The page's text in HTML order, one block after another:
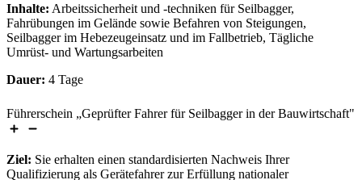
Inhalte: Arbeitssicherheit und -techniken für Seilbagger,
Fahrübungen im Gelände sowie Befahren von Steigungen,
Seilbagger im Hebezeugeinsatz und im Fallbetrieb, Tägliche
Umrüst- und Wartungsarbeiten
Dauer: 4 Tage
Führerschein „Geprüfter Fahrer für Seilbagger in der Bauwirtschaft"
Ziel: Sie erhalten einen standardisierten Nachweis Ihrer
Qualifizierung als Gerätefahrer zur Erfüllung nationaler